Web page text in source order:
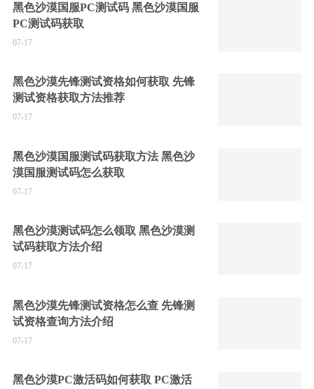
黑色沙漠国服PC测试码 黑色沙漠国服
PC测试码获取
07-17
黑色沙漠先锋测试资格如何获取 先锋
测试资格获取方法推荐
07-17
黑色沙漠国服测试码获取方法 黑色沙
漠国服测试码怎么获取
07-17
黑色沙漠测试码怎么领取 黑色沙漠测
试码获取方法介绍
07-17
黑色沙漠先锋测试资格怎么查 先锋测
试资格查询方法介绍
07-17
黑色沙漠PC激活码如何获取 PC激活